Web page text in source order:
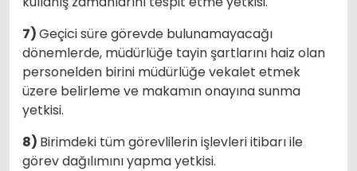
7)Geçici süre görevde bulunamayacağı
dönemlerde, müdürlüğe tayin şartlarını haiz olan
personelden birini müdürlüğe vekalet etmek
üzere belirleme ve makamın onayına sunma
yetkisi.
8) Birimdeki tüm görevlilerin işlevleri itibarı ile
görev dağılımını yapma yetkisi.